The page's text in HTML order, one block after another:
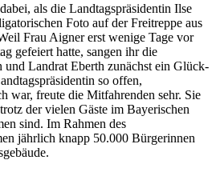
als die Landtagspräsidentin Ilse
Foto auf der Freitreppe aus
Frau Aigner erst wenige Tage vor
gefeiert hatte, sangen ihr die
und Landrat Eberth zunächst ein Glück-
so offen,
war, freute die Mitfahrenden sehr. Sie
der vielen Gäste im Bayerischen
sind. Im Rahmen des
jährlich knapp 50.000 Bürgerinnen